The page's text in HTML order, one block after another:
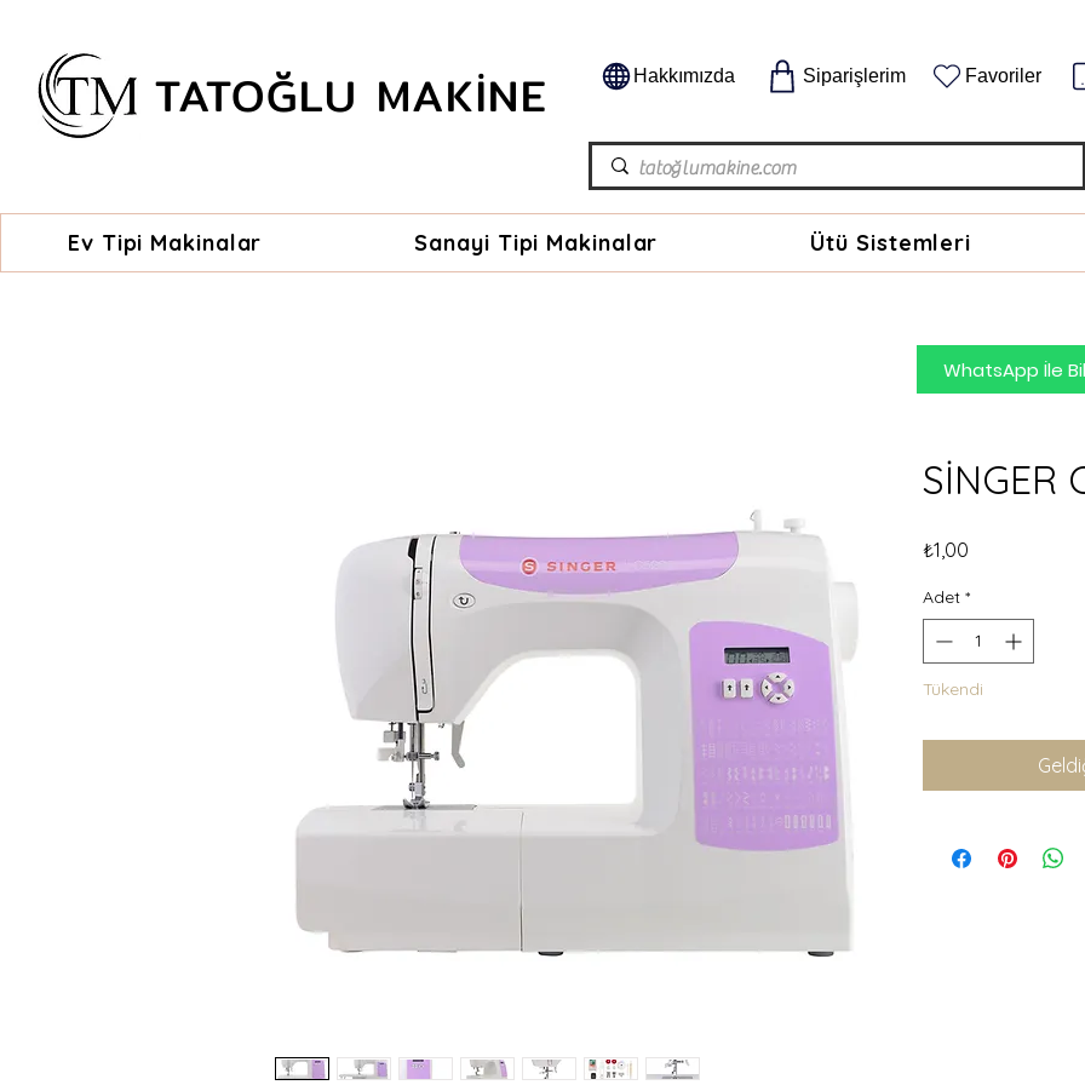
TATOĞLU MAKİNE Hakkımızda Siparişlerim Favoriler
Ev Tipi Makinalar Sanayi Tipi Makinalar Ütü Sistemleri
SİNGER
₺1,00
Adet *
Tükendi
WhatsApp İle